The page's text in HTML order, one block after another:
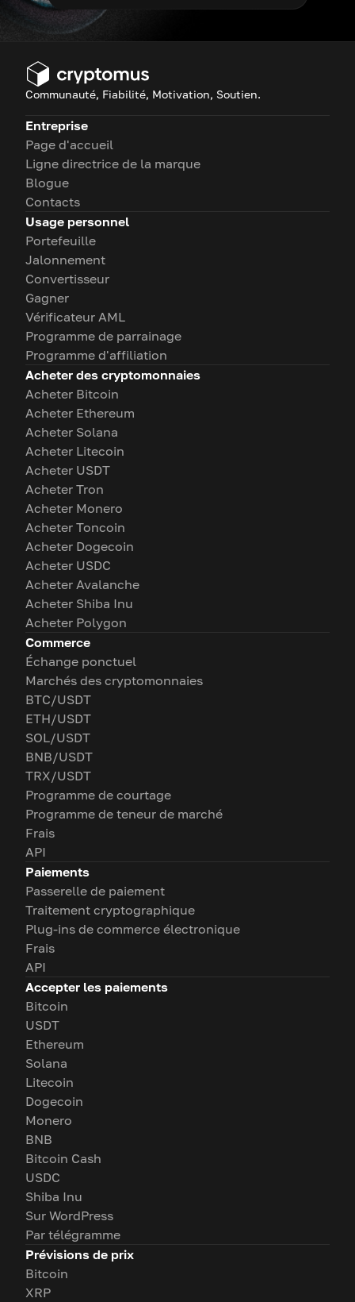
Communauté, Fiabilité, Motivation, Soutien.
Entreprise
Page d'accueil
Ligne directrice de la marque
Blogue
Contacts
Usage personnel
Portefeuille
Jalonnement
Convertisseur
Gagner
Vérificateur AML
Programme de parrainage
Programme d'affiliation
Acheter des cryptomonnaies
Acheter Bitcoin
Acheter Ethereum
Acheter Solana
Acheter Litecoin
Acheter USDT
Acheter Tron
Acheter Monero
Acheter Toncoin
Acheter Dogecoin
Acheter USDC
Acheter Avalanche
Acheter Shiba Inu
Acheter Polygon
Commerce
Échange ponctuel
Marchés des cryptomonnaies
BTC/USDT
ETH/USDT
SOL/USDT
BNB/USDT
TRX/USDT
Programme de courtage
Programme de teneur de marché
Frais
API
Paiements
Passerelle de paiement
Traitement cryptographique
Plug-ins de commerce électronique
Frais
API
Accepter les paiements
Bitcoin
USDT
Ethereum
Solana
Litecoin
Dogecoin
Monero
BNB
Bitcoin Cash
USDC
Shiba Inu
Sur WordPress
Par télégramme
Prévisions de prix
Bitcoin
XRP